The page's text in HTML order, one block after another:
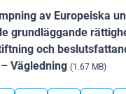
av Europeiska
grundläggande
och
Vägledning (1.67 MB)